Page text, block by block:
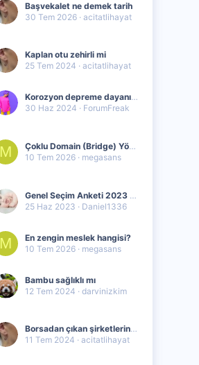
Başvekalet ne demek tarih
30 Tem 2026 acitatlihayat
Kaplan otu zehirli mi
25 Tem 2024
acitatlihayat
Korozyon depreme dayanıklı mı
30 Haz 2024
ForumFreak
M
Çoklu Domain (Bridge) Yönlendirmelerinde Google Botlarını ve Trafiği Kayıpsız Aktarma (Algoritma Tavsiyesi?)
10 Tem 2026
megasans
Genel Seçim Anketi 2023 ne zaman
25 Haz 2023
Daniel1336
M
En zengin meslek hangisi?
10 Tem 2026
megasans
Bambu sağlıklı mı
12 Tem 2024
darvinizkim
Borsadan çıkan şirketlerin hisseleri ne olacak
11 Tem 2024
acitatlihayat